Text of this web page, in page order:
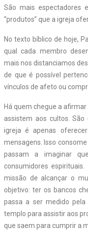
São mais espectadores
“produtos” que a igreja
No texto bíblico de hoje,
qual cada membro
mais nos distanciamos
de que é possível
vínculos de afeto ou
Há quem chegue a
assistem aos cultos. São
igreja é apenas
mensagens. Isso
passam a imaginar
consumidores
missão de alcançar o
objetivo: ter os bancos
passa a ser medido
templo para assistir aos
que saem para cumprir a